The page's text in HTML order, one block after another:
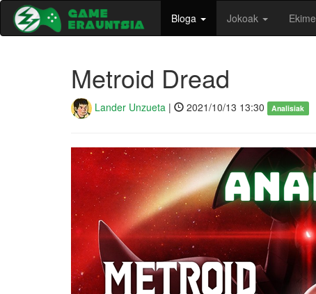
Bloga Jokoak
Metroid Dread
Lander Unzueta | 2021/10/13 13:30 Analisiak